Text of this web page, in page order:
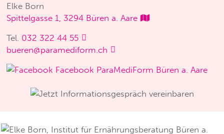
Elke Born
Spittelgasse 1, 3294 Büren a. Aare
Tel. 032 322 44 55
bueren@paramediform.ch
Facebook ParaMediForm Büren a. Aare